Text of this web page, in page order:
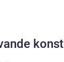
konst